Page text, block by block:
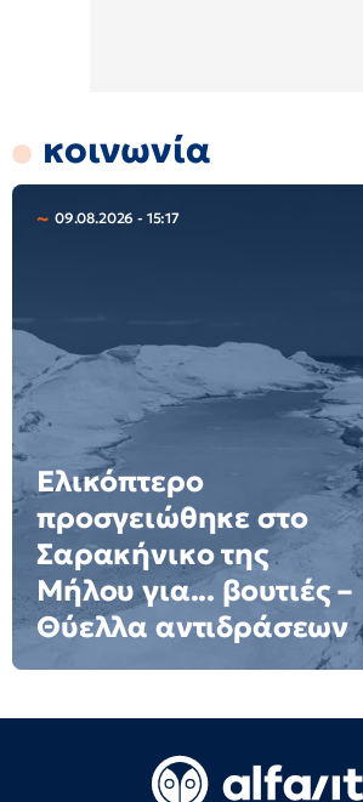
κοινωνία
09.08.2026 - 15:17
Ελικόπτερο
προσγειώθηκε στο
Σαρακήνικο της
Μήλου για... βουτιές –
Θύελλα αντιδράσεων